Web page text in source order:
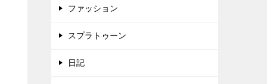
ファッション
スプラトゥーン
日記